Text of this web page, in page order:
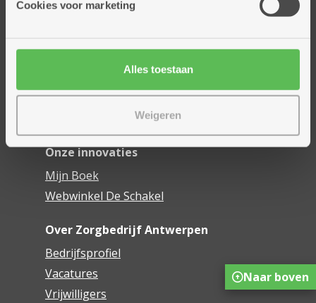
Cookies voor marketing
Alles toestaan
Weigeren
Dienstencentra
Woonzorgcentra
Financieel comfort
Onze innovaties
Mijn Boek
Webwinkel De Schakel
Over Zorgbedrijf Antwerpen
Bedrijfsprofiel
Vacatures
Vrijwilligers
Naar boven